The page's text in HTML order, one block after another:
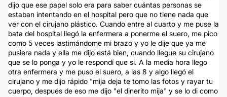
dijo que ese papel solo era para saber cuántas personas se
estaban intentando en el hospital pero que no tiene nada que
ver con el cirujano plástico. Cuando entre al cuarto y me puse la
bata del hospital llegó la enfermera a ponerme el suero, me pico
como 5 veces lastimándome mi brazo y yo le dije que ya me
pusiera nada y ella me dijo está bien, cuando llegue su cirujano
que se lo ponga y yo le respondí que si. A la media hora llego
otra enfermera y me puso el suero, a las 8 y algo llegó el
cirujano y me dijo rápido "mija deja te tomo las fotos y rayar tu
cuerpo, después de eso me dijo "el dinerito mija" y se lo di como